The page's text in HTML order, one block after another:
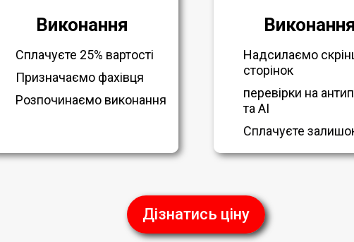
Виконання
Сплачуєте 25% вартості
Призначаємо фахівця
Розпочинаємо виконання
Виконання
Надсилаємо
сторінок
перевірки на
та AI
Сплачуєте
Дізнатись ціну